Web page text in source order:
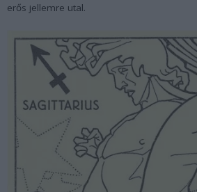
erős jellemre utal.